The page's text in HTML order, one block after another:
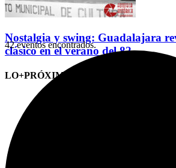
Nostalgia y swing: Guadalajara
clásico en el verano del 82
LO+PRÓXIMO (CITAS)
42 eventos encontrados.